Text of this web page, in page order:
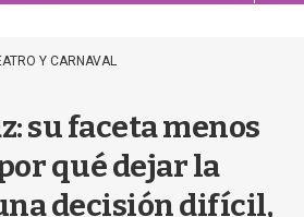
o
Y CARNAVAL
su faceta menos
qué dejar la
decisión difícil,